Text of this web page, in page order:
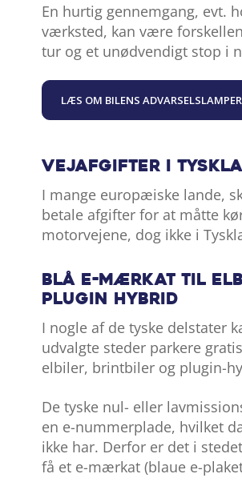
En hurtig gennemgang, evt.
værksted, kan være
tur og et unødvendigt stop i
LÆS OM BILENS
Vejafgifter i
I mange europæiske lande,
betale afgifter for at måtte
motorvejene, dog ikke i
Blå E-mærkat til
plugin hybrid
I nogle af de tyske delstater
udvalgte steder parkere
elbiler, brintbiler og plugin-
De tyske nul- eller
en e-nummerplade, hvilket
ikke har. Derfor er det i
få et e-mærkat (blaue e-